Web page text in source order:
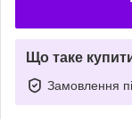
Що таке
Замовлення